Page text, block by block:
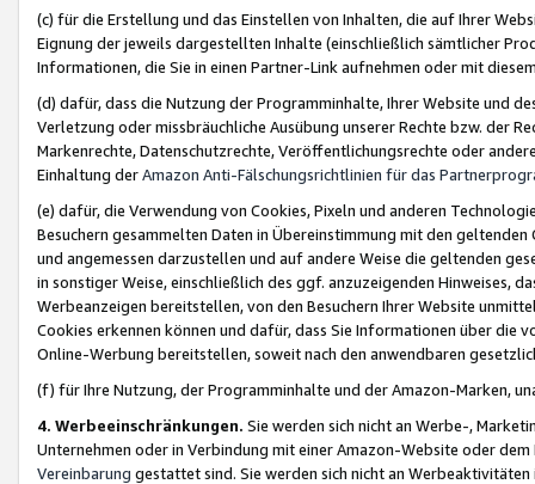
(c) für die Erstellung und das Einstellen von Inhalten, die auf Ihrer
Eignung der jeweils dargestellten Inhalte (einschließlich sämtlicher
Informationen, die Sie in einen Partner-Link aufnehmen oder mit
(d) dafür, dass die Nutzung der Programminhalte, Ihrer Website und
Verletzung oder missbräuchliche Ausübung unserer Rechte bzw. der
Markenrechte, Datenschutzrechte, Veröffentlichungsrechte oder
Einhaltung derAmazon Anti-Fälschungsrichtlinien für das
(e) dafür, die Verwendung von Cookies, Pixeln und anderen
Besuchern gesammelten Daten in Übereinstimmung mit den
und angemessen darzustellen und auf andere Weise die geltenden
in sonstiger Weise, einschließlich des ggf. anzuzeigenden Hinweises,
Werbeanzeigen bereitstellen, von den Besuchern Ihrer Website
Cookies erkennen können und dafür, dass Sie Informationen über die
Online-Werbung bereitstellen, soweit nach den anwendbaren
(f) für Ihre Nutzung, der Programminhalte und der Amazon-Marken,
4. Werbeeinschränkungen. Sie werden sich nicht an Werbe-,
Unternehmen oder in Verbindung mit einer Amazon-Website oder
Vereinbarung gestattet sind. Sie werden sich nicht an